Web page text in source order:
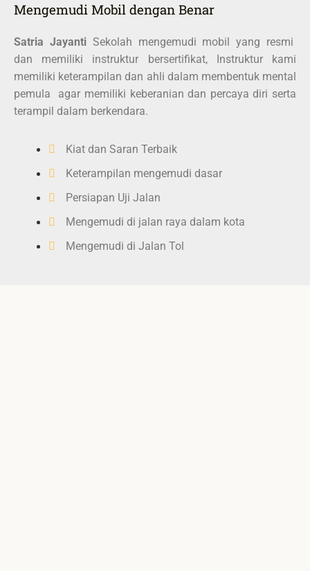
Mengemudi Mobil dengan Benar
Satria JayantiSekolah mengemudi mobil yang resmi
dan memiliki instruktur bersertifikat, Instruktur kami
memiliki keterampilan dan ahli dalam membentuk mental
pemula agar memiliki keberanian dan percaya diri serta
terampil dalam berkendara.
Kiat dan Saran Terbaik
Keterampilan mengemudi dasar
Persiapan Uji Jalan
Mengemudi di jalan raya dalam kota
Mengemudi di Jalan Tol